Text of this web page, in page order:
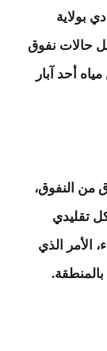
بولاية
حالات نفوق
أحد آبار
من النفوق،
تقليدي
الأمر الذي